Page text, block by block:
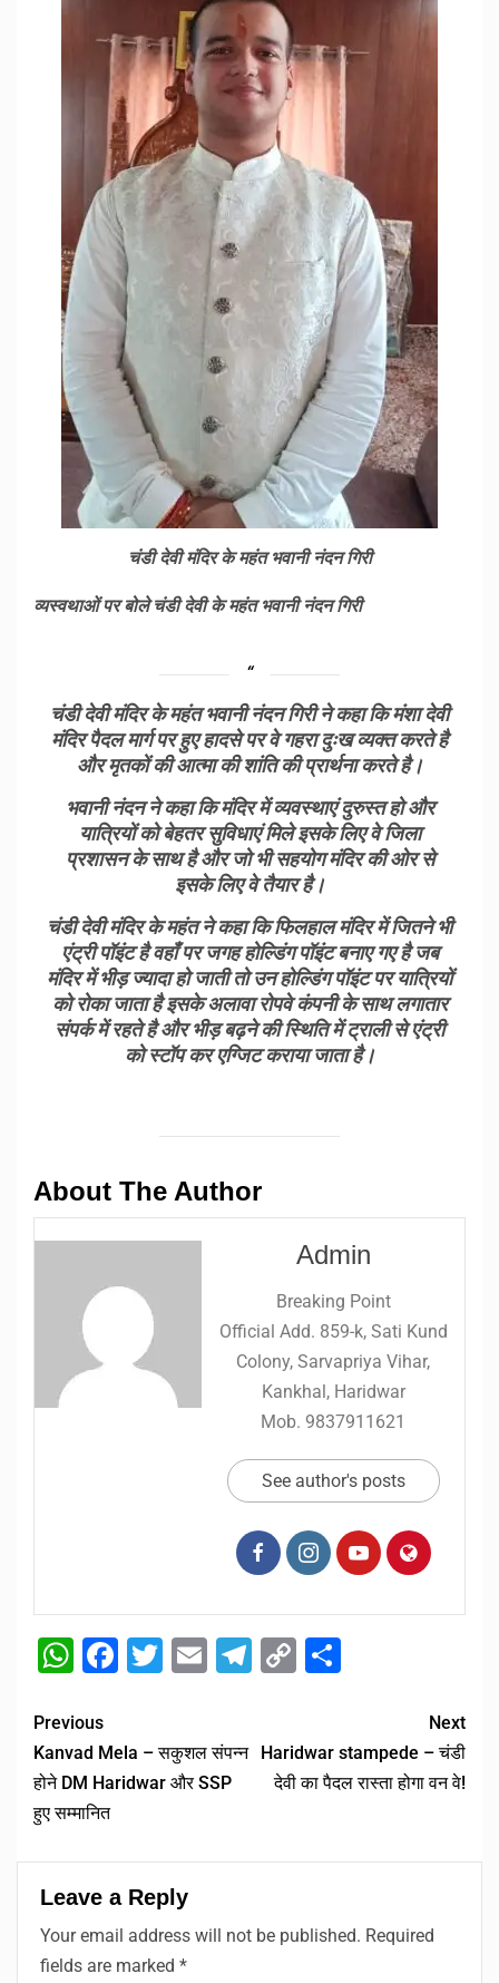
चंडी देवी मंदिर के महंत भवानी नंदन गिरी
व्यस्वथाओं पर बोले चंडी देवी के महंत भवानी नंदन गिरी
चंडी देवी मंदिर के महंत भवानी नंदन गिरी ने कहा कि मंशा देवी
मंदिर पैदल मार्ग पर हुए हादसे पर वे गहरा दुःख व्यक्त करते है
और मृतकों की आत्मा की शांति की प्रार्थना करते है।
भवानी नंदन ने कहा कि मंदिर में व्यवस्थाएं दुरुस्त हो और
यात्रियों को बेहतर सुविधाएं मिले इसके लिए वे जिला
प्रशासन के साथ है और जो भी सहयोग मंदिर की ओर से
इसके लिए वे तैयार है।
चंडी देवी मंदिर के महंत ने कहा कि फिलहाल मंदिर में जितने भी
एंट्री पॉइंट है वहाँ पर जगह होल्डिंग पॉइंट बनाए गए है जब
मंदिर में भीड़ ज्यादा हो जाती तो उन होल्डिंग पॉइंट पर यात्रियों
को रोका जाता है इसके अलावा रोपवे कंपनी के साथ लगातार
संपर्क में रहते है और भीड़ बढ़ने की स्थिति में ट्राली से एंट्री
को स्टॉप कर एग्जिट कराया जाता है।
About The Author
Admin
Breaking Point
Official Add. 859-k, Sati Kund
Colony, Sarvapriya Vihar,
Kankhal, Haridwar
Mob. 9837911621
See author's posts
WhatsApp
Facebook
Twitter
EmailTelegram
Copy
Previous
Kanvad Mela – सकुशल संपन्न
होने DM Haridwar और SSP
हुए सम्मानित
Next
Haridwar stampede – चंडी
देवी का पैदल रास्ता होगा वन वे!
Leave a Reply
Your email address will not be published. Required
fields are marked *